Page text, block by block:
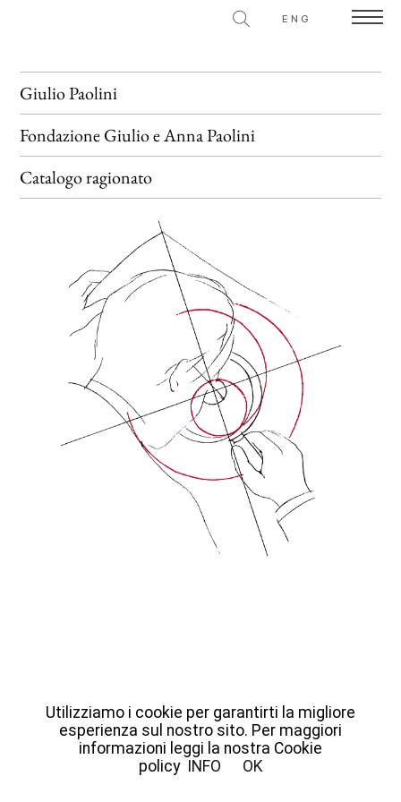
ENG
Giulio Paolini
FondazioneGiulio e Anna Paolini
Catalogo ragionato
© Fondazione Giulio e Anna Paolini | Piazza Vittorio Veneto 10,
10123 Torino | +39 011 0207340 |info@fondazionepaolini.it
Cookie policy Crediti
Utilizziamo i cookie per garantirti la migliore
esperienza sul nostro sito. Per maggiori
informazioni leggi la nostra Cookie
policy
INFO OK